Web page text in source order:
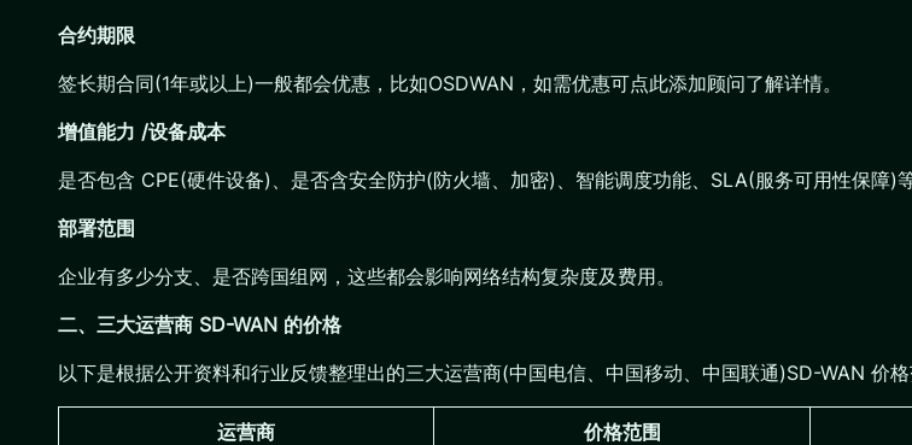
合约期限
签长期合同(1年或以上)一般都会优惠，比如OSDWAN，如需优惠可点此添加顾问了解详情。
增值能力 /设备成本
是否包含 CPE(硬件设备)、是否含安全防护(防火墙、加密)、智能调度功能、SLA(服务可用性保障)
部署范围
企业有多少分支、是否跨国组网，这些都会影响网络结构复杂度及费用。
二、三大运营商 SD-WAN 的价格
以下是根据公开资料和行业反馈整理出的三大运营商(中国电信、中国移动、中国联通)SD-WAN 价
运营商 价格范围